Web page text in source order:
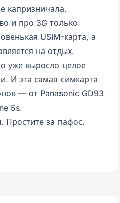
капризничала.
и про 3G только
USIM-карта, а
на отдых.
уже выросло целое
И эта самая симкарта
— от Panasonic GD93
5s.
Простите за пафос.